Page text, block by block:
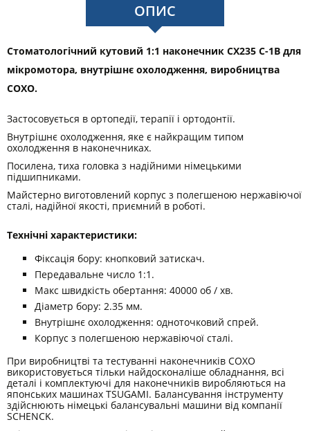
ОПИС
Стоматологічний кутовий 1:1 наконечник CX235 C-1B для
мікромотора, внутрішнє охолодження, виробництва
COXO.
Застосовується в ортопедії, терапії і ортодонтії.
Внутрішнє охолодження, яке є найкращим типом
охолодження в наконечниках.
Посилена, тиха головка з надійними німецькими
підшипниками.
Майстерно виготовлений корпус з полегшеною нержавіючої
сталі, надійної якості, приємний в роботі.
Технічні характеристики:
Фіксація бору: кнопковий затискач.
Передавальне число 1:1.
Макс швидкість обертання: 40000 об / хв.
Діаметр бору: 2.35 мм.
Внутрішнє охолодження: одноточковий спрей.
Корпус з полегшеною нержавіючої сталі.
При виробництві та тестуванні наконечників COXO
використовується тільки найдосконаліше обладнання, всі
деталі і комплектуючі для наконечників виробляються на
японських машинах TSUGAMI. Балансування інструменту
здійснюють німецькі балансувальні машини від компанії
SCHENCK.